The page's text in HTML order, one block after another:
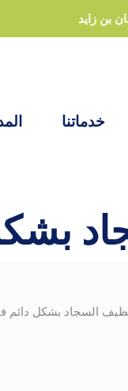
بن زايد
خدماتنا